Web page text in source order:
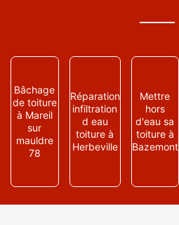
Bâchage
de toiture
à Mareil
sur
mauldre
78
Réparation
infiltration
d eau
toiture à
Herbeville
Mettre
hors
d'eau sa
toiture à
Bazemont